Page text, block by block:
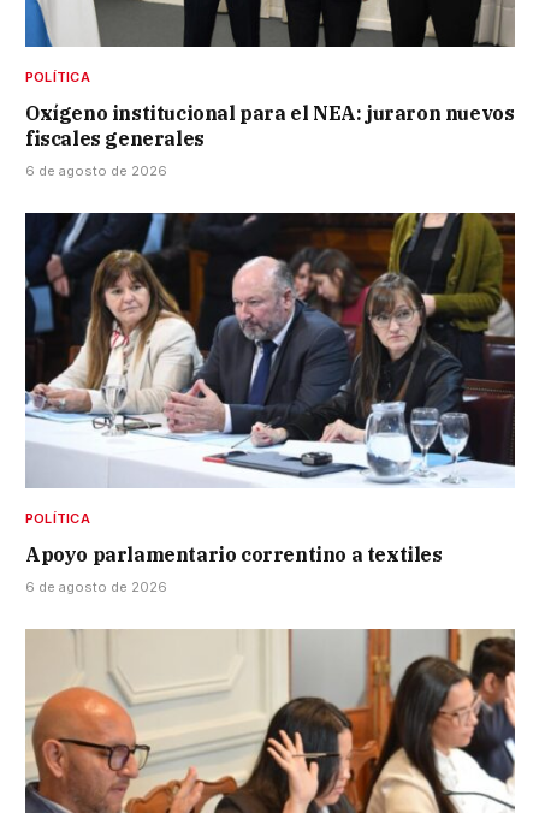
POLÍTICA
Oxígeno institucional para el NEA: juraron nuevos
fiscales generales
6 de agosto de 2026
POLÍTICA
Apoyo parlamentario correntino a textiles
6 de agosto de 2026